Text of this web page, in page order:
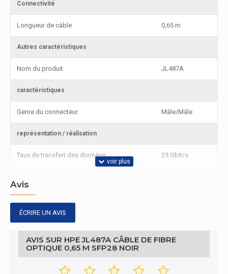
Connectivité
Longueur de càble 0,65 m
Autres caractéristiques
Nom du produit JL487A
caractéristiques
Genre du connecteur Mâle/Mâle
représentation / réalisation
Taux de transfert des données 25 Gbit/s
Avis
ÉCRIRE UN AVIS
AVIS SUR HPE JL487A CÂBLE DE FIBRE
OPTIQUE 0,65 M SFP28 NOIR